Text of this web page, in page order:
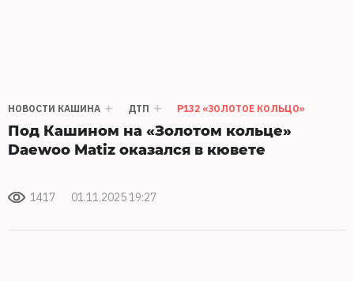
НОВОСТИ КАШИНА ДТП Р132 «ЗОЛОТОЕ КОЛЬЦО»
Под Кашином на «Золотом кольце»
Daewoo Matiz оказался в кювете
1417 01.11.2025 19:27